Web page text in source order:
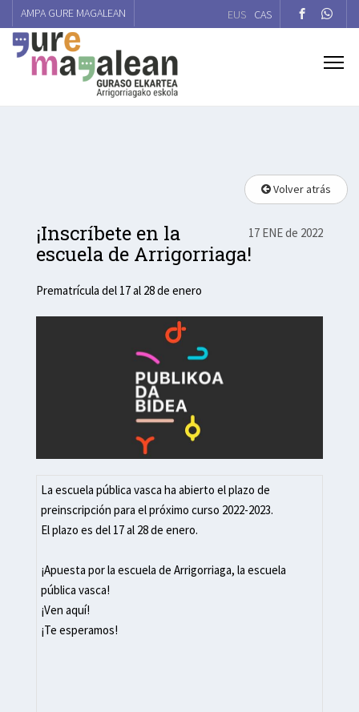
AMPA GURE MAGALEAN EUS CAS
Volver atrás
17 ENE de 2022
¡Inscríbete en la
escuela de Arrigorriaga!
Prematrícula del 17 al 28 de enero